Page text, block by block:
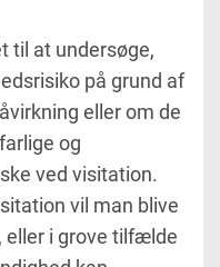
til at undersøge,
på grund af
eller om de
og
ved visitation.
vil man blive
eller i grove tilfælde